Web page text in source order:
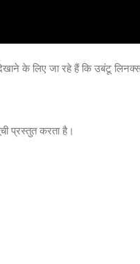
के लिए जा रहे हैं कि उबंटू
प्रस्तुत करता है।